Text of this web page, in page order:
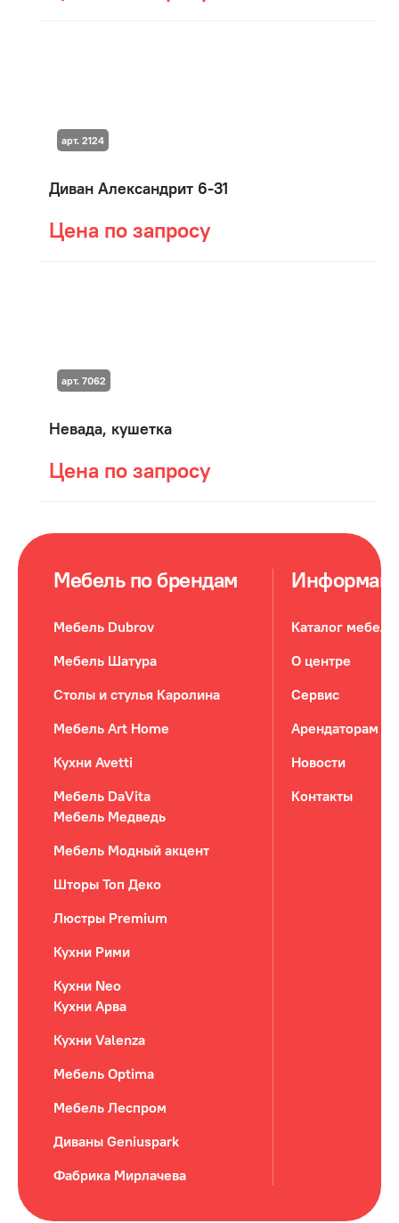
Диван Александрит 6-31
Цена по запросу
арт. 2124
Невада, кушетка
Цена по запросу
арт. 7062
Мебель по брендам
Мебель Dubrov
Мебель Шатура
Столы и стулья Каролина
Мебель Art Home
Кухни Avetti
Мебель DaVita
Мебель Медведь
Мебель Модный акцент
Шторы Топ Деко
Люстры Premium
Кухни Рими
Кухни Neo
Кухни Арва
Кухни Valenza
Мебель Optima
Мебель Леспром
Диваны Geniuspark
Фабрика Мирлачева
Каталог мебели
О центре
Сервис
Арендаторам
Новости
Контакты